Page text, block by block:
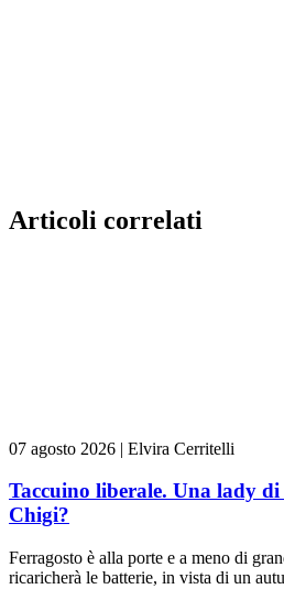
Articoli correlati
07 agosto 2026 | Elvira Cerritelli
Taccuino liberale. Una lady
Chigi?
Ferragosto è alla porte e a meno di
ricaricherà le batterie, in vista di un